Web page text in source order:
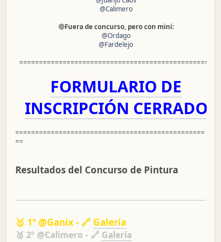
@Calimero
🔴Fuera de concurso, pero con mini:
@Ordago
@Fardelejo
=================================================
FORMULARIO DE
INSCRIPCIÓN CERRADO
================================================
==
Resultados del Concurso de Pintura
🥇 1º @Ganix - 🔗 Galería
🥈 2º @Calimero - 🔗 Galería